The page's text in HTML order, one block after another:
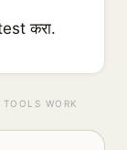
test करा.
WORK